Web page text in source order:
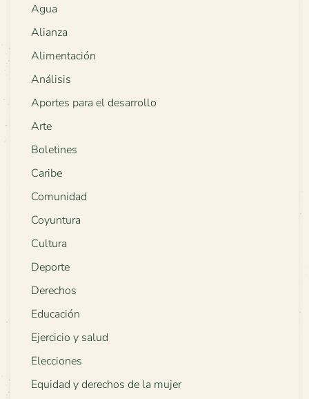
Agua
Alianza
Alimentación
Análisis
Aportes para el desarrollo
Arte
Boletines
Caribe
Comunidad
Coyuntura
Cultura
Deporte
Derechos
Educación
Ejercicio y salud
Elecciones
Equidad y derechos de la mujer